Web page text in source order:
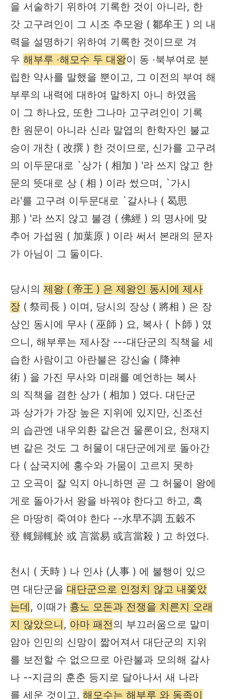
을 서술하기 위하여 기록한 것이 아니라, 한
갓 고구려인이 그 시조 추모왕 ( 鄒牟王 ) 의 내
력을 설명하기 위하여 기록한 것이므로 겨
우 해부루 ·해모수 두 대왕이 동 ·북부여로 분
립한 약사를 말했을 뿐이고, 그 이전의 부여 해
부루의 내력에 대하여 말하지 아니 하였음
이 그 하나요, 또한 그나마 고구려인이 기록
한 원문이 아니라 신라 말엽의 한학자인 불교
승이 개찬 ( 改撰 ) 한 것이므로, 신가를 고구려
의 이두문대로 `상가 ( 相加 ) '라 쓰지 않고 한
문의 뜻대로 상 ( 相 ) 이라 썼으며, `가시
라'를 고구려 이두문대로 `갈사나 ( 曷思
那 ) '라 쓰지 않고 불경 ( 佛經 ) 의 명사에 맞
추어 가섭원 ( 加葉原 ) 이라 써서 본래의 문자
가 아님이 그 둘이다.
당시의 제왕 ( 帝王 ) 은 제왕인 동시에 제사
장 ( 祭司長 ) 이며, 당시의 장상 ( 將相 ) 은 장
상인 동시에 무사 ( 巫師 ) 요, 복사 ( 卜師 ) 였
으니, 해부루는 제사장 ---대단군의 직책을 세
습한 사람이고 아란불은 강신술 ( 降神
術 ) 을 가진 무사와 미래를 예언하는 복사
의 직책을 겸한 상가 ( 相加 ) 였다. 대단군
과 상가가 가장 높은 지위에 있지만, 신조선
의 습관엔 내우외환 같은건 물론이요, 천재지
변 같은 것도 그 허물이 대단군에게로 돌아간
다 ( 삼국지에 홍수와 가뭄이 고르지 못하
고 오곡이 잘 익지 아니하면 곧 그 허물이 왕에
게로 돌아가서 왕을 바꿔야 한다고 하고, 혹
은 마땅히 죽여야 한다 --水早不調 五穀不
登 輒歸輒於 或 言當易 或言當殺 ) 고 하였다.
천시 ( 天時 ) 나 인사 (人事 ) 에 불행이 있으
면 대단군을 대단군으로 인정치 않고 내쫓았
는데 , 이때가 흉노 모돈과 전쟁을 치른지 오래
지 않았으니 , 아마 패전의 부끄러움으로 말미
암아 인민의 신망이 짧어져서 대단군의 지위
를 보전할 수 없으므로 아란불과 모의해 갈사
나 --지금의 훈춘 등지로 달아나서 새 나라
를 세운 것이고, 해모수는 해부루 와 동족이